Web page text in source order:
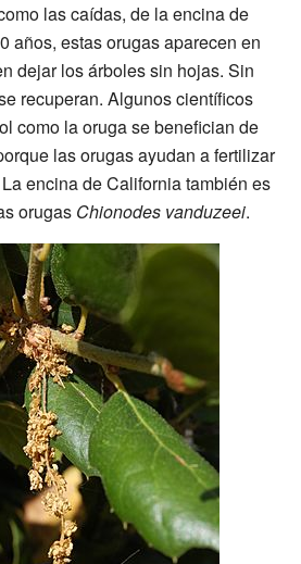
las caídas, de la encina de
años, estas orugas aparecen en
dejar los árboles sin hojas. Sin
recuperan. Algunos científicos
como la oruga se benefician de
las orugas ayudan a fertilizar
encina de California también es
orugas Chionodes vanduzeei.